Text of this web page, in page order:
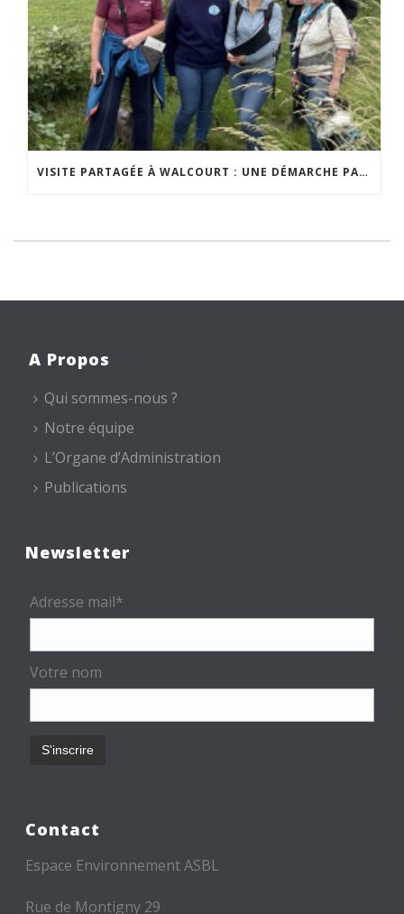
VISITE PARTAGÉE À WALCOURT : UNE DÉMARCHE PARTICIPATIVE ANIMÉE PAR ESPACE ENVIRONNEMENT
A Propos
Qui sommes-nous ?
Notre équipe
L’Organe d’Administration
Publications
Newsletter
Adresse mail*
Votre nom
Contact
Espace Environnement ASBL
Rue de Montigny 29